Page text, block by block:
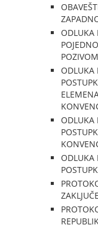
ODLUKA
ODLUKA
ODLUKA
ODLUKA